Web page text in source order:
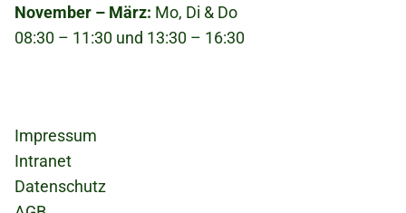
November – März: Mo, Di & Do
08:30 – 11:30 und 13:30 – 16:30
Impressum
Intranet
Datenschutz